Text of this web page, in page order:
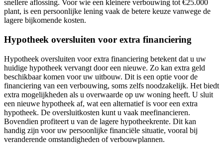
snellere aflossing. Voor wie een kleinere verbouwing tot €25.000
plant, is een persoonlijke lening vaak de betere keuze vanwege de
lagere bijkomende kosten.
Hypotheek oversluiten voor extra financiering
Hypotheek oversluiten voor extra financiering betekent dat u uw
huidige hypotheek vervangt door een nieuwe. Zo kan extra geld
beschikbaar komen voor uw uitbouw. Dit is een optie voor de
financiering van een verbouwing, soms zelfs noodzakelijk. Het biedt
extra mogelijkheden als u overwaarde op uw woning heeft. U sluit
een nieuwe hypotheek af, wat een alternatief is voor een extra
hypotheek. De oversluitkosten kunt u vaak meefinancieren.
Bovendien profiteert u van de lagere hypotheekrente. Dit kan
handig zijn voor uw persoonlijke financiële situatie, vooral bij
veranderende omstandigheden of verbouwplannen.